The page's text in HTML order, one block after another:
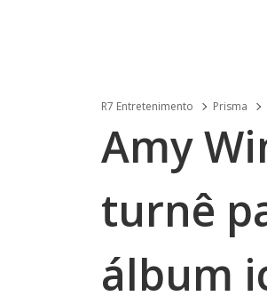
R7 Entretenimento Prisma
Amy
turnê
álbum